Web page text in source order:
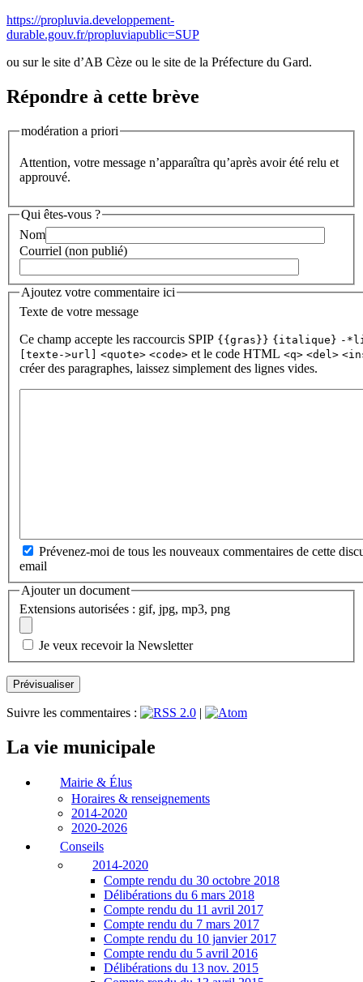
https://propluvia.developpement-
durable.gouv.fr/propluviapublic=SUP
ou sur le site d’AB Cèze ou le site de la Préfecture du Gard.
Répondre à cette brève
modération a priori
Attention, votre message n’apparaîtra qu’après avoir été relu et
approuvé.
Qui êtes-vous ?
Nom
Courriel (non publié)
Ajoutez votre commentaire ici
Texte de votre message
Ce champ accepte les raccourcis SPIP {{gras}} {italique} -
[texte->url] <quote> <code> et le code HTML <q> <del>
créer des paragraphes, laissez simplement des lignes vides.
Prévenez-moi de tous les nouveaux commentaires de cette
email
Ajouter un document
Extensions autorisées : gif, jpg, mp3, png
Je veux recevoir la Newsletter
Suivre les commentaires : |
La vie municipale
Mairie & Élus
Horaires & renseignements
2014-2020
2020-2026
Conseils
2014-2020
Compte rendu du 30 octobre 2018
Délibérations du 6 mars 2018
Compte rendu du 11 avril 2017
Compte rendu du 7 mars 2017
Compte rendu du 10 janvier 2017
Compte rendu du 5 avril 2016
Délibérations du 13 nov. 2015